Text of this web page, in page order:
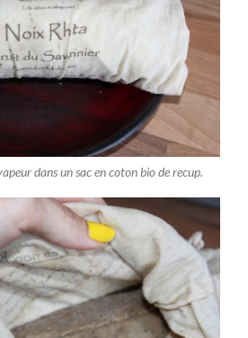
dans un sac en coton bio de recup.